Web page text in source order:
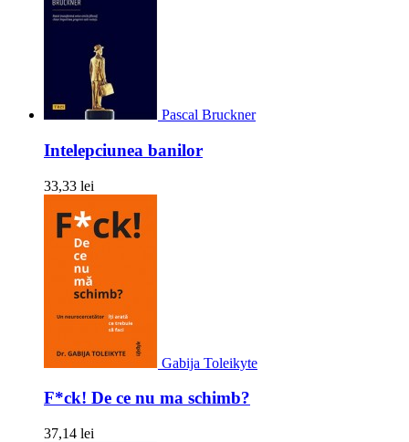
Pascal Bruckner
Intelepciunea banilor
33,33 lei
Gabija Toleikyte
F*ck! De ce nu ma schimb?
37,14 lei